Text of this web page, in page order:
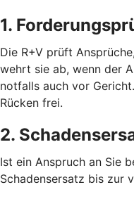
1.
Die R+V prüft
wehrt sie ab, wenn der
notfalls auch vor
Rücken frei.
2.
Ist ein Anspruch an Sie
Schadensersatz bis zur